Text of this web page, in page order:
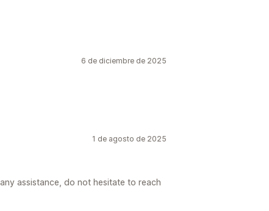
6 de diciembre de 2025
1 de agosto de 2025
assistance, do not hesitate to reach